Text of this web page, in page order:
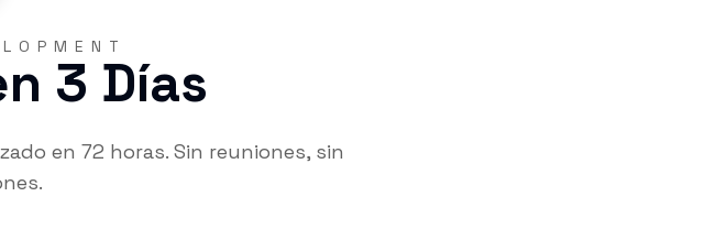
3 Días
en 72 horas. Sin reuniones, sin